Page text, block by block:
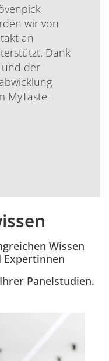
wir von
an
Dank
und der
MyTaste-
Wissen
Expertinnen
Panelstudien.